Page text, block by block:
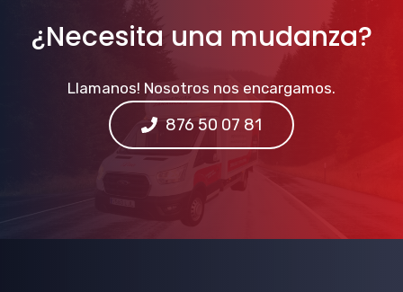
¿Necesita una mudanza?
Llamanos! Nosotros nos encargamos.
876 50 07 81